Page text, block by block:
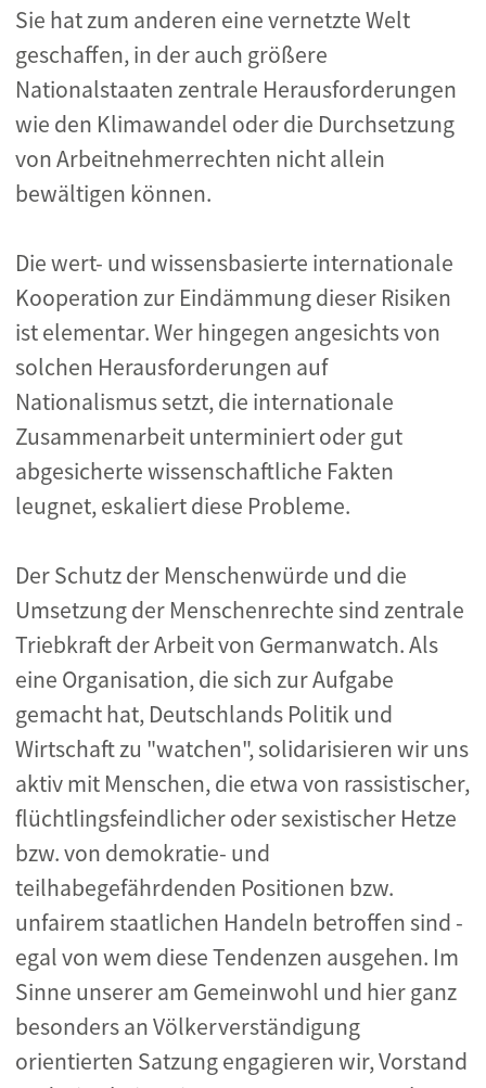
Sie hat zum anderen eine vernetzte Welt
geschaffen, in der auch größere
Nationalstaaten zentrale Herausforderungen
wie den Klimawandel oder die Durchsetzung
von Arbeitnehmerrechten nicht allein
bewältigen können.
Die wert- und wissensbasierte internationale
Kooperation zur Eindämmung dieser Risiken
ist elementar. Wer hingegen angesichts von
solchen Herausforderungen auf
Nationalismus setzt, die internationale
Zusammenarbeit unterminiert oder gut
abgesicherte wissenschaftliche Fakten
leugnet, eskaliert diese Probleme.
Der Schutz der Menschenwürde und die
Umsetzung der Menschenrechte sind zentrale
Triebkraft der Arbeit von Germanwatch. Als
eine Organisation, die sich zur Aufgabe
gemacht hat, Deutschlands Politik und
Wirtschaft zu "watchen", solidarisieren wir uns
aktiv mit Menschen, die etwa von rassistischer,
flüchtlingsfeindlicher oder sexistischer Hetze
bzw. von demokratie- und
teilhabegefährdenden Positionen bzw.
unfairem staatlichen Handeln betroffen sind -
egal von wem diese Tendenzen ausgehen. Im
Sinne unserer am Gemeinwohl und hier ganz
besonders an Völkerverständigung
orientierten Satzung engagieren wir, Vorstand